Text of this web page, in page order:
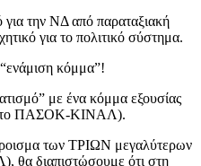
για την ΝΔ από παραταξιακή
για το πολιτικό σύστημα.
κόμμα”!
με ένα κόμμα εξουσίας
το ΠΑΣΟΚ-ΚΙΝΑΛ).
των ΤΡΙΩΝ μεγαλύτερων
διαπιστώσουμε ότι στη